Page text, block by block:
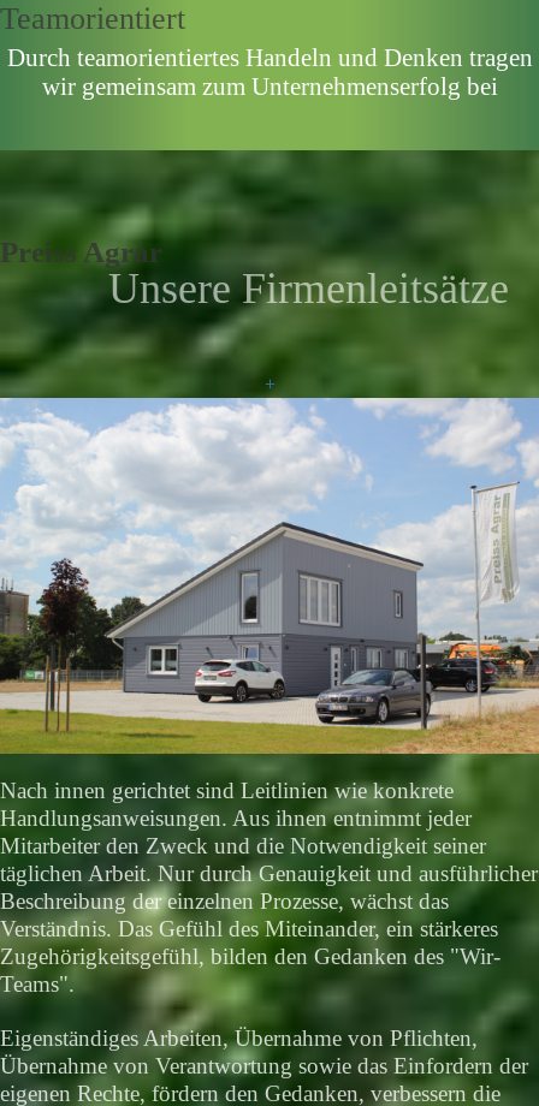
Teamorientiert
Durch teamorientiertes Handeln und Denken tragen
wir gemeinsam zum Unternehmenserfolg bei
Preiss Agrar
Unsere Firmenleitsätze
+
Nach innen gerichtet sind Leitlinien wie konkrete
Handlungsanweisungen. Aus ihnen entnimmt jeder
Mitarbeiter den Zweck und die Notwendigkeit seiner
täglichen Arbeit. Nur durch Genauigkeit und ausführlicher
Beschreibung der einzelnen Prozesse, wächst das
Verständnis. Das Gefühl des Miteinander, ein stärkeres
Zugehörigkeitsgefühl, bilden den Gedanken des "Wir-
Teams".
Eigenständiges Arbeiten, Übernahme von Pflichten,
Übernahme von Verantwortung sowie das Einfordern der
eigenen Rechte, fördern den Gedanken, verbessern die